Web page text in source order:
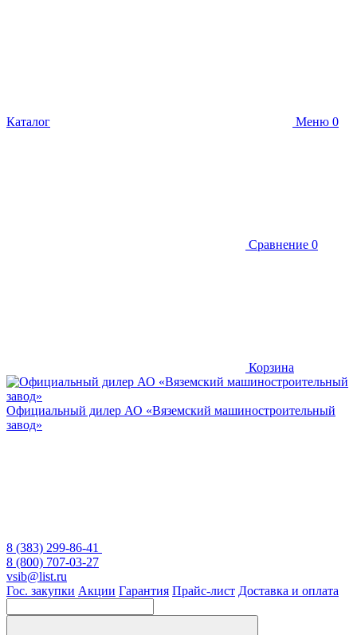
Каталог Меню 0
Сравнение 0
Корзина
Официальный дилер АО «Вяземский машиностроительный
завод»
8 (383) 299-86-41
8 (800) 707-03-27
vsib@list.ru
Гос. закупки Акции Гарантия Прайс-лист Доставка и оплата